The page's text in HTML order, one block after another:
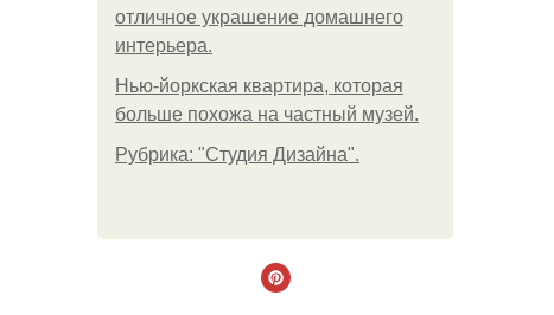
отличное украшение домашнего
интерьера.
Нью-йоркская квартира, которая
больше похожа на частный музей.
Рубрика: "Студия Дизайна".